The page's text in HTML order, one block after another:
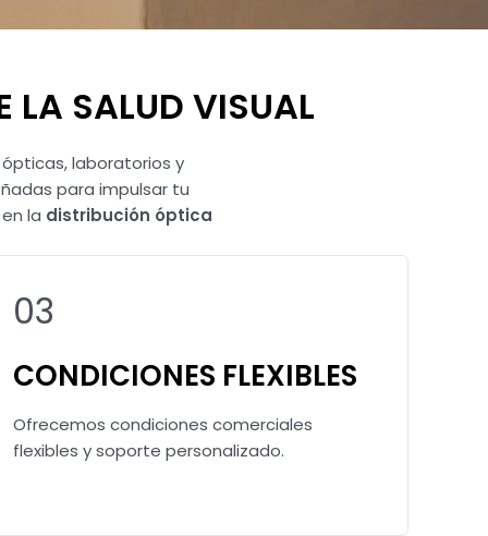
LA SALUD VISUAL
laboratorios y
para impulsar tu
la distribución óptica
03
CONDICIONES FLEXIBLES
Ofrecemos condiciones comerciales
flexibles y soporte personalizado.